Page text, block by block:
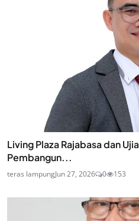
Living Plaza Rajabasa dan
Pembangun...
teras lampungJun 27, 2026 0 153